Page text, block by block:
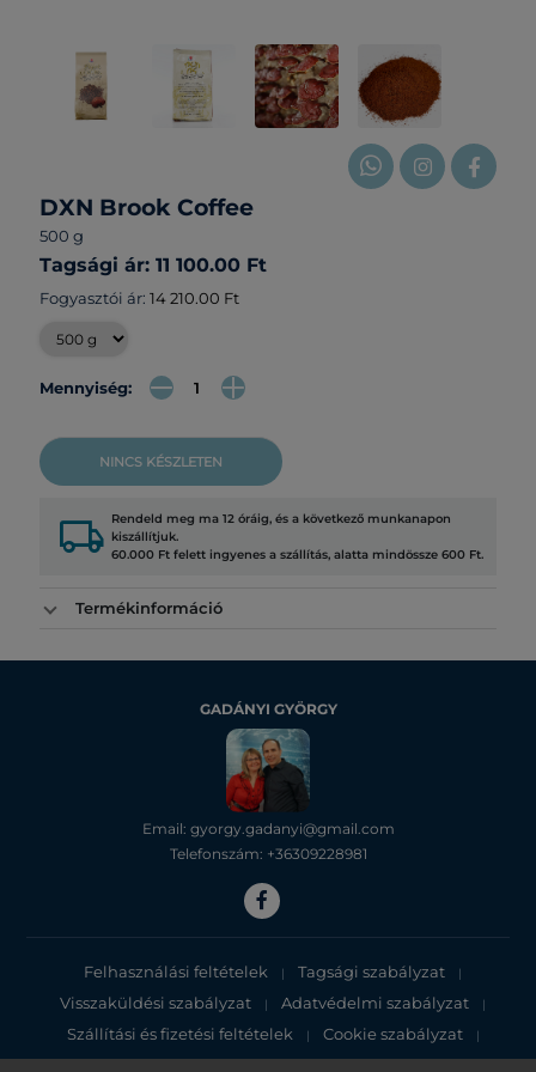
DXN Brook Coffee
500 g
Tagsági ár: 11 100.00 Ft
Fogyasztói ár: 14 210.00 Ft
Mennyiség:
NINCS KÉSZLETEN
local_shipping Rendeld meg ma 12 óráig, és a következő munkanapon
kiszállítjuk.
60.000 Ft felett ingyenes a szállítás, alatta mindössze 600 Ft.
Termékinformáció
GADÁNYI GYÖRGY
Email: gyorgy.gadanyi@gmail.com
Telefonszám: +36309228981
Felhasználási feltételek | Tagsági szabályzat |
Visszaküldési szabályzat | Adatvédelmi szabályzat |
Szállítási és fizetési feltételek | Cookie szabályzat |
Adatvédelmi tájékoztató